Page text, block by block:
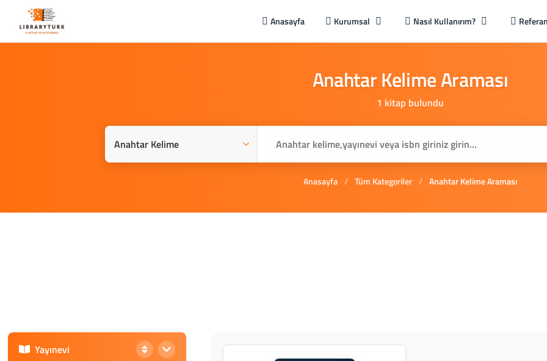
Anasayfa Kurumsal Nasıl Kullanırım?
AnahtarKelimeAraması
1 kitap bulundu
Anasayfa / Tüm Kategoriler / Anahtar Kelime Araması
Yayınevi